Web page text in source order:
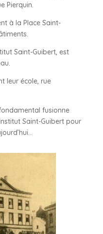
Pierquin.
à la Place Saint-
Saint-Guibert, est
leur école, rue
fusionne
Saint-Guibert pour